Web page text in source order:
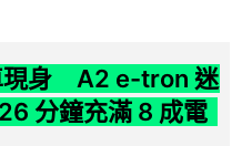
現身 A2 e-tron 迷
分鐘充滿 8 成電